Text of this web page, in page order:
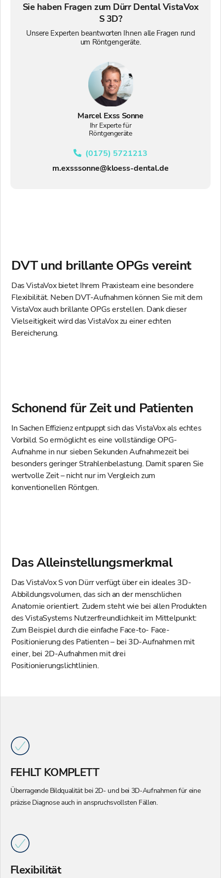
Sie haben Fragen zum Dürr Dental VistaVox
S 3D?
Unsere Experten beantworten Ihnen alle Fragen rund
um Röntgengeräte.
Marcel Exss Sonne
Ihr Experte für
Röntgengeräte
(0175) 5721213
m.exsssonne@kloess-dental.de
DVT und brillante OPGs vereint
Das VistaVox bietet Ihrem Praxisteam eine besondere
Flexibilität. Neben DVT-Aufnahmen können Sie mit dem
VistaVox auch brillante OPGs erstellen. Dank dieser
Vielseitigkeit wird das VistaVox zu einer echten
Bereicherung.
Schonend für Zeit und Patienten
In Sachen Effizienz entpuppt sich das VistaVox als echtes
Vorbild. So ermöglicht es eine vollständige OPG-
Aufnahme in nur sieben Sekunden Aufnahmezeit bei
besonders geringer Strahlenbelastung. Damit sparen Sie
wertvolle Zeit – nicht nur im Vergleich zum
konventionellen Röntgen.
Das Alleinstellungsmerkmal
Das VistaVox S von Dürr verfügt über ein ideales 3D-
Abbildungsvolumen, das sich an der menschlichen
Anatomie orientiert. Zudem steht wie bei allen Produkten
des VistaSystems Nutzerfreundlichkeit im Mittelpunkt:
Zum Beispiel durch die einfache Face-to- Face-
Positionierung des Patienten – bei 3D-Aufnahmen mit
einer, bei 2D-Aufnahmen mit drei
Positionierungslichtlinien.
FEHLT KOMPLETT
Überragende Bildqualität bei 2D- und bei 3D-Aufnahmen für eine
präzise Diagnose auch in anspruchsvollsten Fällen.
Flexibilität